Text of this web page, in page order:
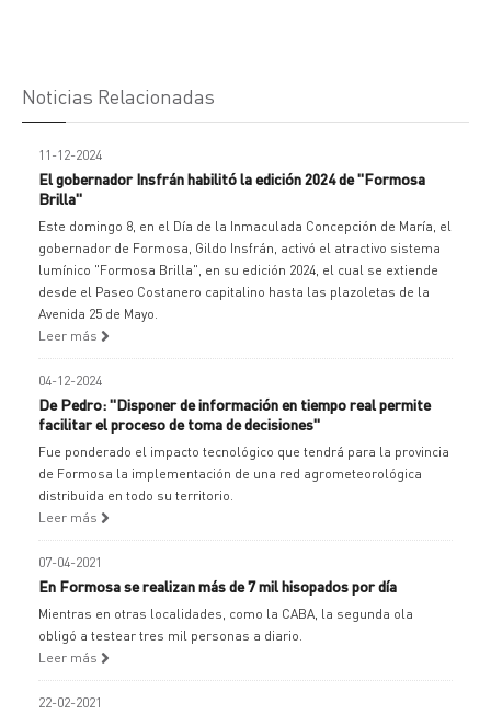
Noticias Relacionadas
11-12-2024
El gobernador Insfrán habilitó la edición 2024 de "Formosa
Brilla"
Este domingo 8, en el Día de la Inmaculada Concepción de María, el
gobernador de Formosa, Gildo Insfrán, activó el atractivo sistema
lumínico "Formosa Brilla", en su edición 2024, el cual se extiende
desde el Paseo Costanero capitalino hasta las plazoletas de la
Avenida 25 de Mayo.
Leer más
04-12-2024
De Pedro: "Disponer de información en tiempo real permite
facilitar el proceso de toma de decisiones"
Fue ponderado el impacto tecnológico que tendrá para la provincia
de Formosa la implementación de una red agrometeorológica
distribuida en todo su territorio.
Leer más
07-04-2021
En Formosa se realizan más de 7 mil hisopados por día
Mientras en otras localidades, como la CABA, la segunda ola
obligó a testear tres mil personas a diario.
Leer más
22-02-2021